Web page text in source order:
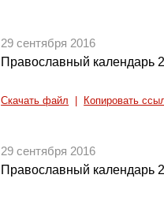
29 сентября 2016
Православный календарь
Скачать файл Копировать
29 сентября 2016
Православный календарь